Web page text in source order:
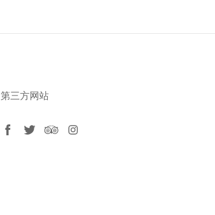
第三方网站
facebooktwittertripadvisor